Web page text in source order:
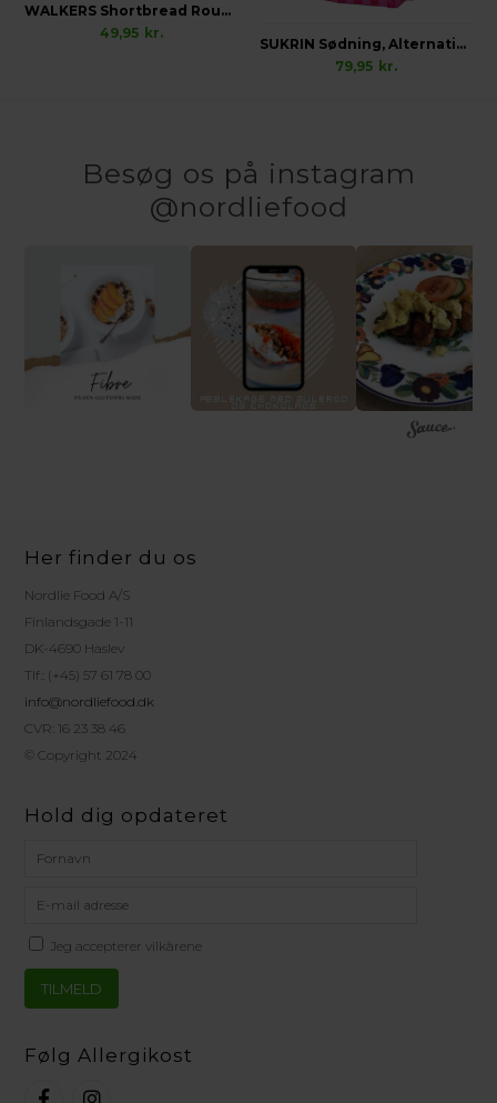
WALKERS Shortbread Rounds 31% Smør Glutenfri
49,95 kr.
SUKRIN Sødning, Alternativ til Sukker
79,95 kr.
Besøg os på instagram
@nordliefood
Her finder du os
Nordlie Food A/S
Finlandsgade 1-11
DK-4690 Haslev
Tlf.: (+45) 57 61 78 00
info@nordliefood.dk
CVR: 16 23 38 46
© Copyright 2024
Hold dig opdateret
Jeg accepterer vilkårene
Følg Allergikost